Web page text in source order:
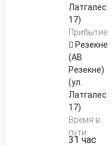
Латгалес
17)
Прибытие:
Резекне
(АВ
Резекне)
(ул.
Латгалес
17)
Время в
пути:
31 час